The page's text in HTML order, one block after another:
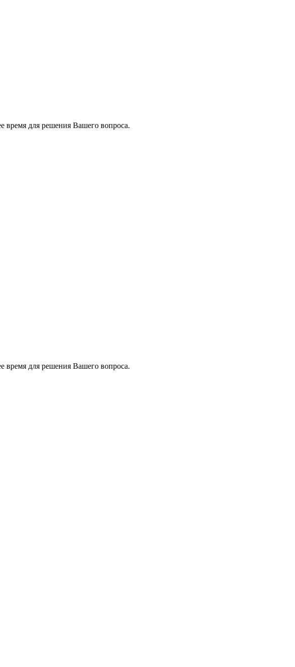
время для решения Вашего вопроса.
время для решения Вашего вопроса.